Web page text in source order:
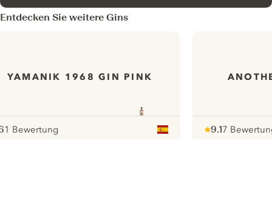
Entdecken Sie weitere Gins
YAMANIK 1968 GIN PINK
1 Bewertung
9.17